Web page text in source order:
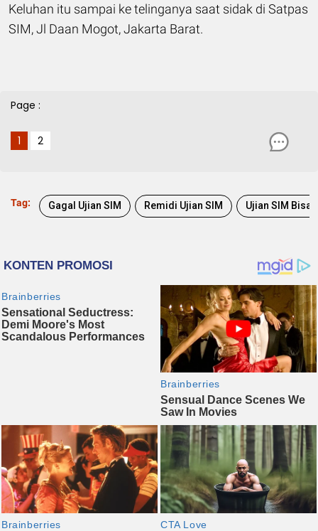
Keluhan itu sampai ke telinganya saat sidak di Satpas
SIM, Jl Daan Mogot, Jakarta Barat.
Page :
1 2
Tag: Gagal Ujian SIM Remidi Ujian SIM